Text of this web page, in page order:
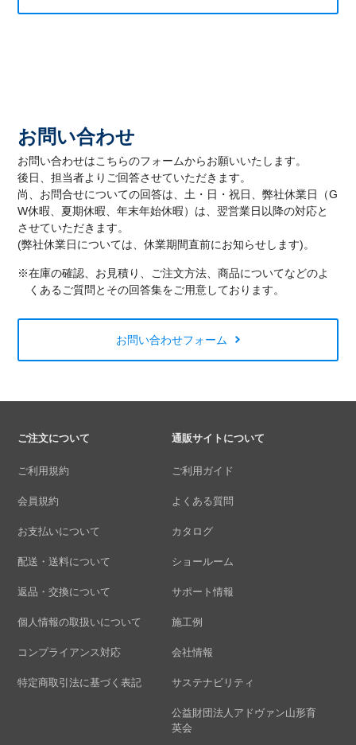
お問い合わせ
お問い合わせはこちらのフォームからお願いいたします。
後日、担当者よりご回答させていただきます。
尚、お問合せについての回答は、土・日・祝日、弊社休業日（G
W休暇、夏期休暇、年末年始休暇）は、翌営業日以降の対応と
させていただきます。
(弊社休業日については、休業期間直前にお知らせします)。
※在庫の確認、お見積り、ご注文方法、商品についてなどのよ
くあるご質問とその回答集をご用意しております。
お問い合わせフォーム
ご注文について
ご利用規約
会員規約
お支払いについて
配送・送料について
返品・交換について
個人情報の取扱いについて
コンプライアンス対応
特定商取引法に基づく表記
通販サイトについて
ご利用ガイド
よくある質問
カタログ
ショールーム
サポート情報
施工例
会社情報
サステナビリティ
公益財団法人アドヴァン山形育
英会